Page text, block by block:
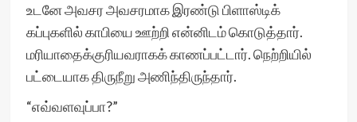
உடனே அவசர அவசரமாக இரண்டு பிளாஸ்டிக்
கப்புகளில் காபியை ஊற்றி என்னிடம் கொடுத்தார்.
மரியாதைக்குரியவராகக் காணப்பட்டார். நெற்றியில்
பட்டையாக திருநீறு அணிந்திருந்தார்.
“எவ்வளவுப்பா?”